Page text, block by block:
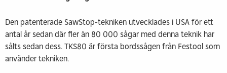
Den patenterade SawStop-tekniken utvecklades i USA för ett
antal år sedan där fler än 80 000 sågar med denna teknik har
sålts sedan dess. TKS80 är första bordssågen från Festool som
använder tekniken.